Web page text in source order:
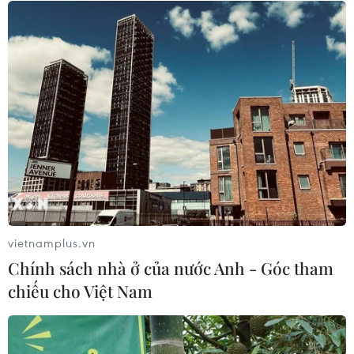
Bộ Giáo dục và Đào tạo công bố
khung thời gian cố định từ năm học
2026-2027
07/08/2026 08:02
Thi lại tại Trường THPT Chuyên
Tuyên Quang: Thay nhân sự làm
công tác thi
07/08/2026 07:41
vietnamplus.vn
Chính sách nhà ở của nước Anh - Góc tham
chiếu cho Việt Nam